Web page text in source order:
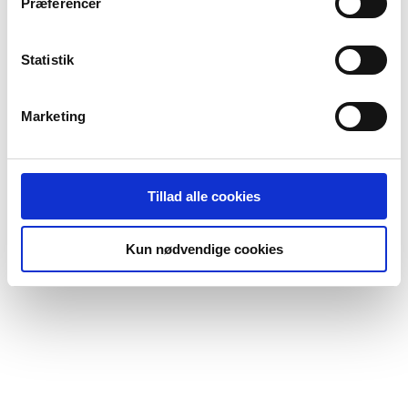
Statistik
Marketing
Tillad alle cookies
Kun nødvendige cookies